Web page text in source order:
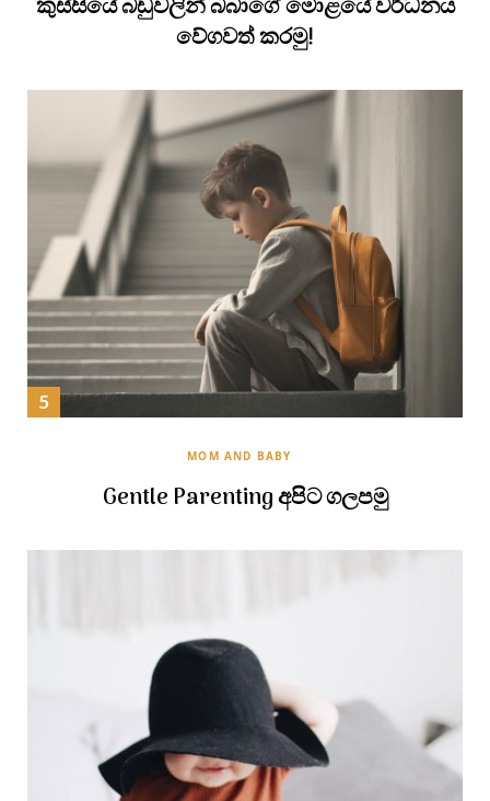
කුස්සියේ බඩුවලින් බබාගේ මොළයේ වර්ධනය
වේගවත් කරමු!
MOM AND BABY
Gentle Parenting අපිට ගලපමු